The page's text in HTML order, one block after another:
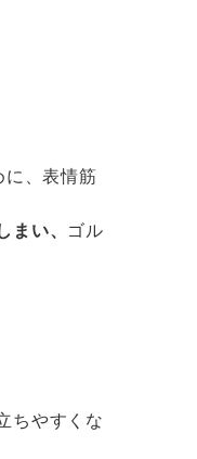
に、表情筋
い、 ゴル
ちやすくな